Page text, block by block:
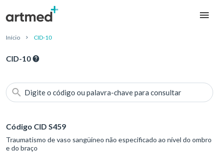
Início CID-10
CID-10
Digite o código ou palavra-chave para consultar
Código CID S459
Traumatismo de vaso sangüíneo não especificado ao nível do ombro
e do braço